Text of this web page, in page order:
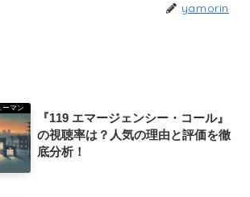
yamorin
ーマン
『119 エマージェンシー・コール』
の視聴率は？人気の理由と評価を徹
底分析！